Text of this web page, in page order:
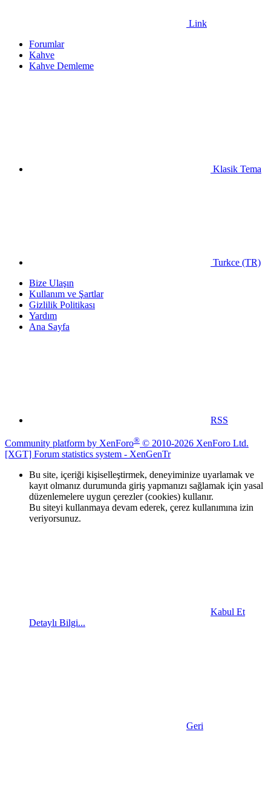
Link
Forumlar
Kahve
Kahve Demleme
Klasik Tema
Turkce (TR)
Bize Ulaşın
Kullanım ve Şartlar
Gizlilik Politikası
Yardım
Ana Sayfa
RSS
Community platform by XenForo® © 2010-2026 XenForo Ltd.
[XGT] Forum statistics system - XenGenTr
Bu site, içeriği kişiselleştirmek, deneyiminize uyarlamak ve
kayıt olmanız durumunda giriş yapmanızı sağlamak için yasal
düzenlemelere uygun çerezler (cookies) kullanır.
Bu siteyi kullanmaya devam ederek, çerez kullanımına izin
veriyorsunuz.
Kabul Et
Detaylı Bilgi...
Geri